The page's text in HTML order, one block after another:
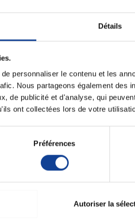
Détails
personnaliser le contenu et les
Nous partageons également des
de publicité et d'analyse, qui
ont collectées lors de votre
Préférences
Autoriser la
Actimove Physiopack
froid comme à chaud.
tendineuses et ligamentaires (tendinites,
hématomes, douleurs post-opératoires).
utilisation.